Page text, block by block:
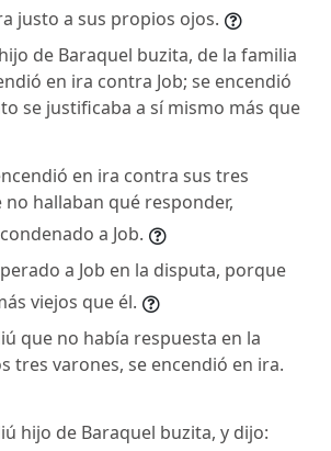
justo a sus propios ojos.
de Baraquel buzita, de la familia
en ira contra Job; se encendió
se justificaba a sí mismo más que
en ira contra sus tres
hallaban qué responder,
a Job.
a Job en la disputa, porque
viejos que él.
que no había respuesta en la
tres varones, se encendió en ira.
hijo de Baraquel buzita, y dijo: